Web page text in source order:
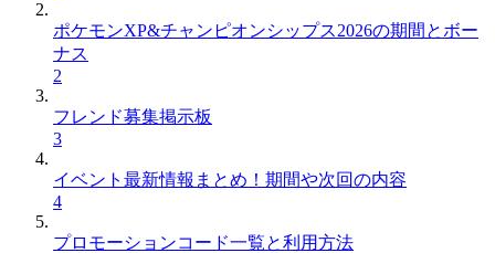
ポケモンXP&チャンピオンシップス2026の期間とボー
ナス
2
フレンド募集掲示板
3
イベント最新情報まとめ！期間や次回の内容
4
プロモーションコード一覧と利用方法